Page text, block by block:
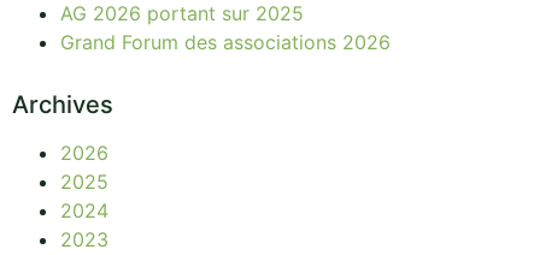
AG 2026 portant sur 2025
Grand Forum des associations 2026
Archives
2026
2025
2024
2023